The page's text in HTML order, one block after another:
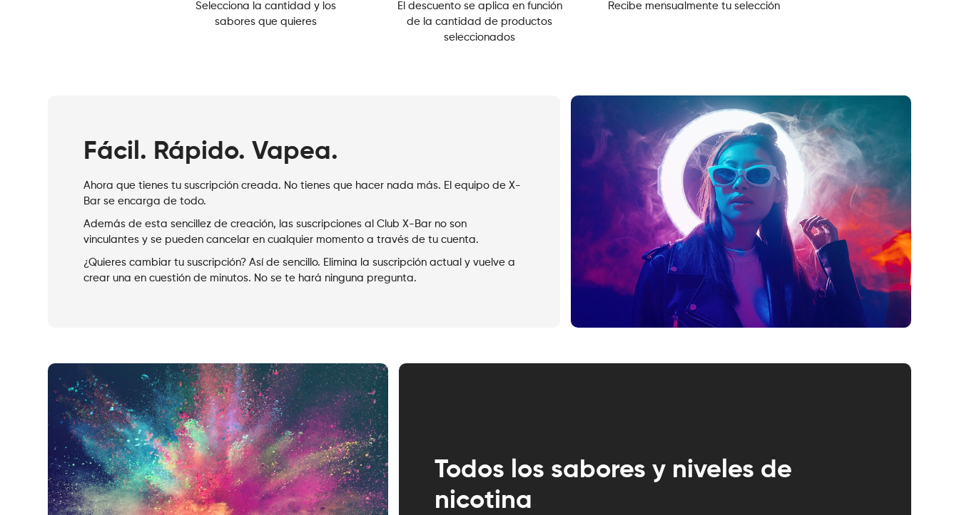
Selecciona la cantidad y los
sabores que quieres
El descuento se aplica en función
de la cantidad de productos
seleccionados
Recibe mensualmente tu selección
Fácil. Rápido. Vapea.
Ahora que tienes tu suscripción creada. No tienes que hacer nada más. El equipo de X-
Bar se encarga de todo.
Además de esta sencillez de creación, las suscripciones al Club X-Bar no son
vinculantes y se pueden cancelar en cualquier momento a través de tu cuenta.
¿Quieres cambiar tu suscripción? Así de sencillo. Elimina la suscripción actual y vuelve a
crear una en cuestión de minutos. No se te hará ninguna pregunta.
Todos los sabores y niveles de
nicotina